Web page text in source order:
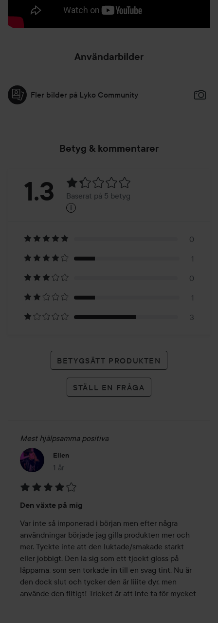
Sweet Pink
Användarbilder
Fler bilder på Lyko Community
Betyg & kommentarer
Betyg:
Baserat
på
5
betyg
1.3 Baserat på 5 betyg
i
0
1
0
1
3
BETYGSÄTT PRODUKTEN
STÄLL EN FRÅGA
Mest hjälpsamma positiva
Ellen
1 år
Inlägget skapades 1 år
4
av
5
Den växte på mig
Var inte så imponerad i början men efter några
användningar började jag gilla produkten mer och
mer. Tyckte inte att den luktade/smakade starkt
eller jobbigt. Den la sig som ett tjockt gloss på
läpparna, som sen torkade in till en svag tint. Nu är
den dock slut och tycker den är liiite dyr, men
använde den flitigt! Tricket är att inte ta för mycket